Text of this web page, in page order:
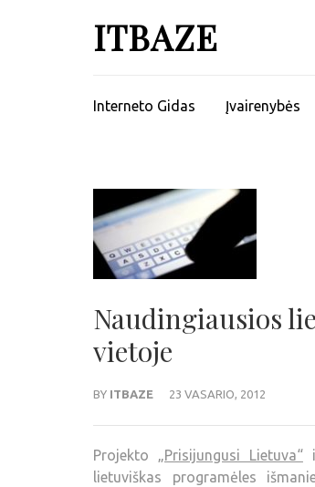
ITBAZE
Interneto Gidas Įvairenybės
Naudingiausios
vietoje
BY ITBAZE 23 VASARIO, 2012
Projekto „Prisijungusi Lietuva“
lietuviškas programėles